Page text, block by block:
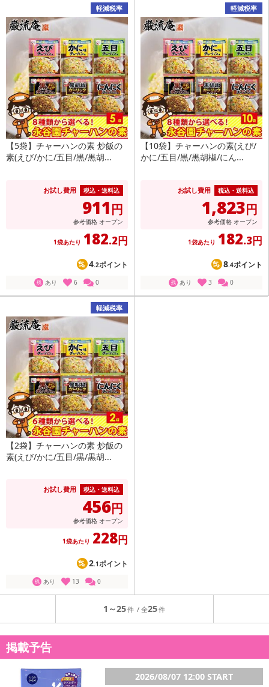
軽減税率
【5袋】チャーハンの素 炒飯の
素(えび/かに/五目/黒/黒胡...
お試し費用 税込・送料込
911円
参考価格 オープン
1袋あたり 182.2円
4.2ポイント
残 あり 6 0
軽減税率
【10袋】チャーハンの素(えび/
かに/五目/黒/黒胡椒/にん...
お試し費用 税込・送料込
1,823円
参考価格 オープン
1袋あたり 182.3円
8.4ポイント
残 あり 3 0
軽減税率
【2袋】チャーハンの素 炒飯の
素(えび/かに/五目/黒/黒胡...
お試し費用 税込・送料込
456円
参考価格 オープン
1袋あたり 228円
2.1ポイント
残 あり 13 0
1～25 25
掲載予告
2026/08/07 12:00 START